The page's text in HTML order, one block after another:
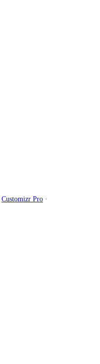
Customizr Pro ·